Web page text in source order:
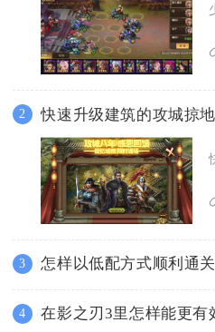
2 快速升级建筑的攻城掠
3 怎样以低配方式顺利通
4 在影之刃3里怎样能更有